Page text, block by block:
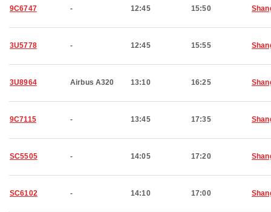
9C6747 - 12:45 15:50
3U5778 - 12:45 15:55
3U8964 Airbus A320 13:10 16:25
9C7115 - 13:45 17:35
SC5505 - 14:05 17:20
SC6102 - 14:10 17:00